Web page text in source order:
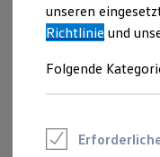
Aktuelle
E-Auto-
Volkswagen
Junge
unseren
Richtlinie und
Folgende